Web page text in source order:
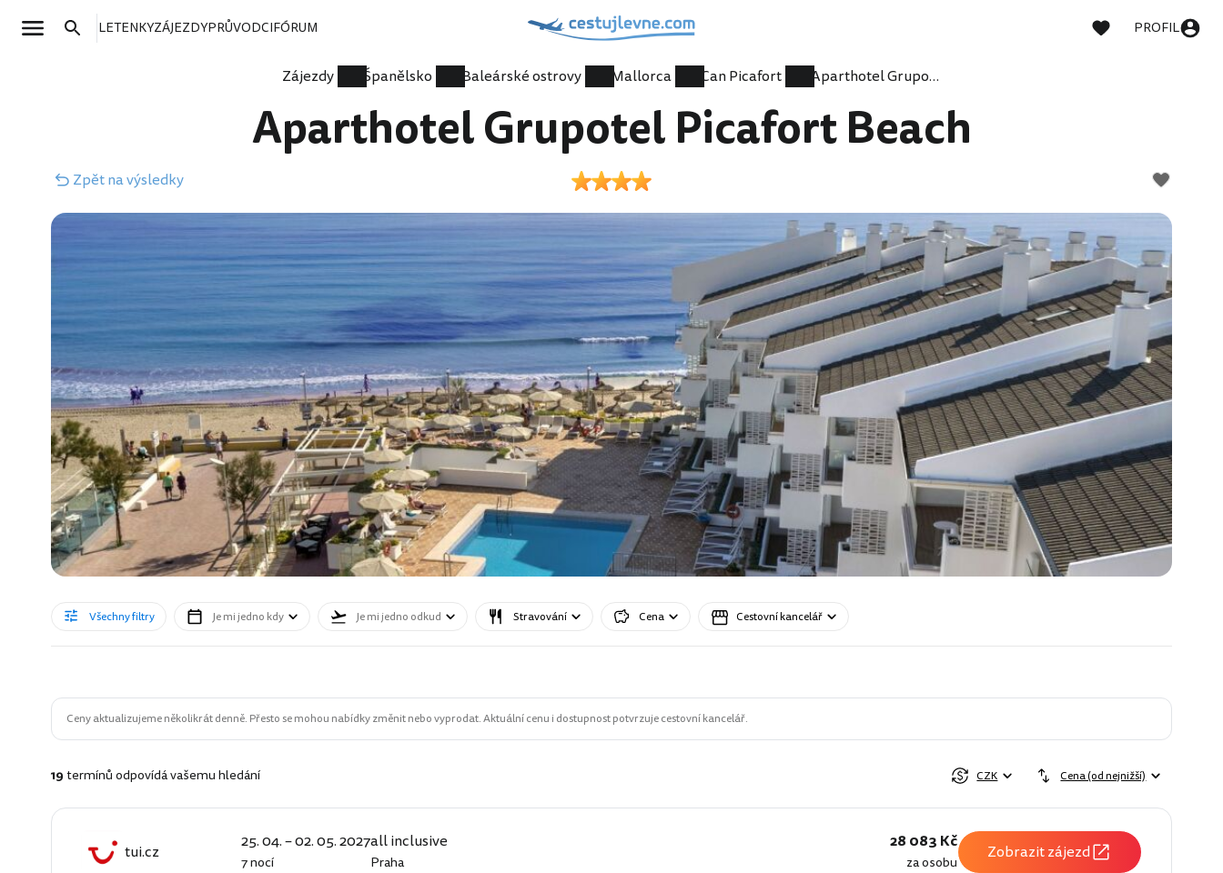
LETENKYZÁJEZDYPRŮVODCIFÓRUM PROFIL
Zájezdy Španělsko Baleárské ostrovy Mallorca Can Picafort Aparthotel Grupotel Picafort Beach
Aparthotel Grupotel Picafort Beach
Zpětna výsledky
Všechny filtry Je mi jedno kdy Je mi jedno odkud Stravování Cena Cestovní kancelář
Ceny aktualizujeme několikrát denně. Přesto se mohou nabídky změnit nebo vyprodat. Aktuální cenu i dostupnost potvrzuje cestovní kancelář.
19termínů odpovídá vašemu hledání CZK Cena (od nejnižší)
tui.cz 25. 04. – 02. 05. 2027
7 nocí
all inclusive
Praha
28 083 Kč
za osobu Zobrazit zájezd